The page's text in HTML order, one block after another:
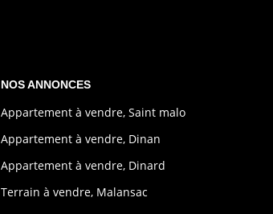
NOS ANNONCES
Appartement à vendre, Saint malo
Appartement à vendre, Dinan
Appartement à vendre, Dinard
Terrain à vendre, Malansac